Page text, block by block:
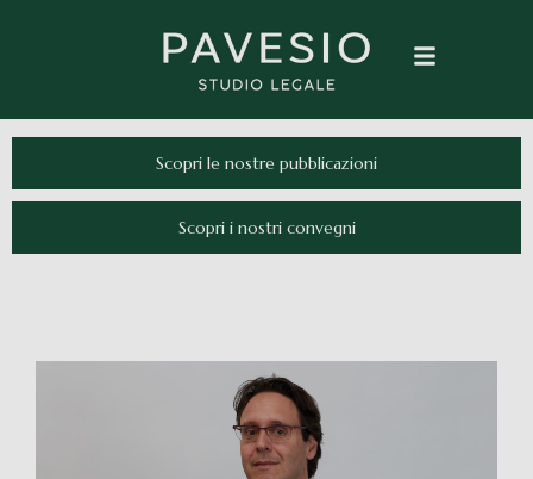
Scopri le nostre pubblicazioni
Scopri i nostri convegni